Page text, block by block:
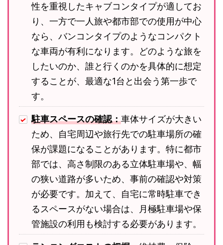
性を重視したキャブコンタイプが適してお
り、一方で一人旅や都市部での使用が中心
なら、バンコンタイプのようなコンパクト
な車両が有利になります。どのような旅を
したいのか、誰と行くのかを具体的に想定
することが、最適な1台と出会う第一歩で
す。
駐車スペースの確認：車体サイズが大きい
ため、自宅周辺や旅行先での駐車場所の確
保が課題になることがあります。特に都市
部では、高さ制限のある立体駐車場や、幅
の狭い道路が多いため、事前の確認や対策
が必要です。加えて、自宅に常時駐車でき
るスペースがない場合は、月極駐車場や保
管施設の利用も検討する必要があります。